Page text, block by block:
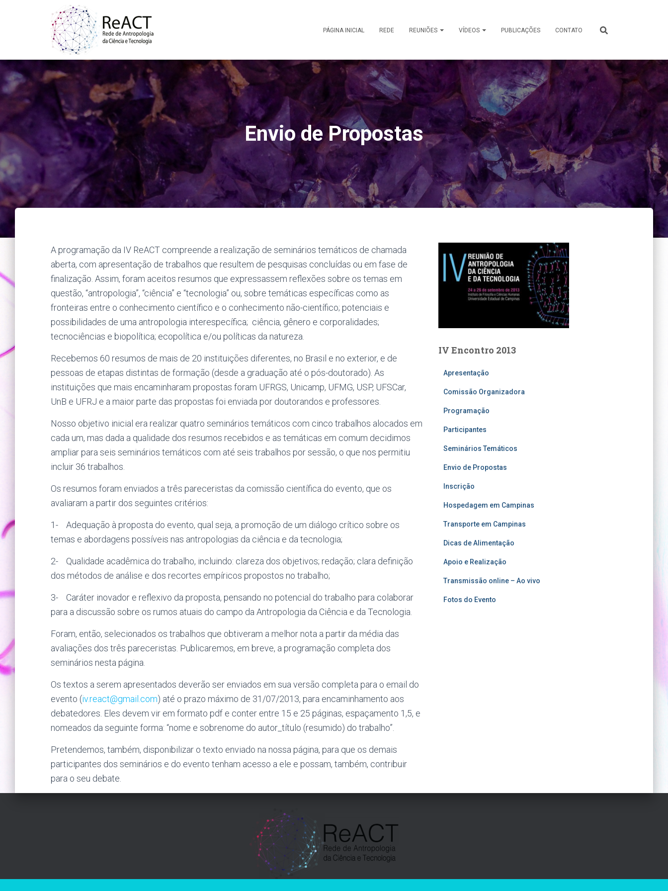
PÁGINA INICIAL REDE REUNIÕES VÍDEOS PUBLICAÇÕES CONTATO
Envio de Propostas
A programação da IV ReACT compreende a realização de seminários temáticos de chamada
aberta, com apresentação de trabalhos que resultem de pesquisas concluídas ou em fase de
finalização. Assim, foram aceitos resumos que expressassem reflexões sobre os temas em
questão, “antropologia”, “ciência” e “tecnologia” ou, sobre temáticas específicas como as
fronteiras entre o conhecimento científico e o conhecimento não-científico; potenciais e
possibilidades de uma antropologia interespecífica; ciência, gênero e corporalidades;
tecnociências e biopolítica; ecopolítica e/ou políticas da natureza.
Recebemos 60 resumos de mais de 20 instituições diferentes, no Brasil e no exterior, e de
pessoas de etapas distintas de formação (desde a graduação até o pós-doutorado). As
instituições que mais encaminharam propostas foram UFRGS, Unicamp, UFMG, USP, UFSCar,
UnB e UFRJ e a maior parte das propostas foi enviada por doutorandos e professores.
Nosso objetivo inicial era realizar quatro seminários temáticos com cinco trabalhos alocados em
cada um, mas dada a qualidade dos resumos recebidos e as temáticas em comum decidimos
ampliar para seis seminários temáticos com até seis trabalhos por sessão, o que nos permitiu
incluir 36 trabalhos.
Os resumos foram enviados a três pareceristas da comissão científica do evento, que os
avaliaram a partir dos seguintes critérios:
1- Adequação à proposta do evento, qual seja, a promoção de um diálogo crítico sobre os
temas e abordagens possíveis nas antropologias da ciência e da tecnologia;
2- Qualidade acadêmica do trabalho, incluindo: clareza dos objetivos; redação; clara definição
dos métodos de análise e dos recortes empíricos propostos no trabalho;
3- Caráter inovador e reflexivo da proposta, pensando no potencial do trabalho para colaborar
para a discussão sobre os rumos atuais do campo da Antropologia da Ciência e da Tecnologia.
Foram, então, selecionados os trabalhos que obtiveram a melhor nota a partir da média das
avaliações dos três pareceristas. Publicaremos, em breve, a programação completa dos
seminários nesta página.
Os textos a serem apresentados deverão ser enviados em sua versão completa para o email do
evento (iv.react@gmail.com) até o prazo máximo de 31/07/2013, para encaminhamento aos
debatedores. Eles devem vir em formato pdf e conter entre 15 e 25 páginas, espaçamento 1,5, e
nomeados da seguinte forma: “nome e sobrenome do autor_título (resumido) do trabalho”.
Pretendemos, também, disponibilizar o texto enviado na nossa página, para que os demais
participantes dos seminários e do evento tenham acesso a ele e possam, também, contribuir
para o seu debate.
IV Encontro 2013
Apresentação
Comissão Organizadora
Programação
Participantes
Seminários Temáticos
Envio de Propostas
Inscrição
Hospedagem em Campinas
Transporte em Campinas
Dicas de Alimentação
Apoio e Realização
Transmissão online – Ao vivo
Fotos do Evento